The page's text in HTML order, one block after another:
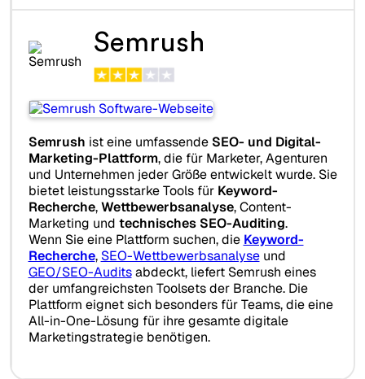
Semrush
Semrush ist eine umfassende SEO- und Digital-
Marketing-Plattform, die für Marketer, Agenturen
und Unternehmen jeder Größe entwickelt wurde. Sie
bietet leistungsstarke Tools für Keyword-
Recherche,Wettbewerbsanalyse, Content-
Marketing und technisches SEO-Auditing.
Wenn Sie eine Plattform suchen, die Keyword-
Recherche, SEO-Wettbewerbsanalyseund
GEO/SEO-Auditsabdeckt, liefert Semrush eines
der umfangreichsten Toolsets der Branche. Die
Plattform eignet sich besonders für Teams, die eine
All-in-One-Lösung für ihre gesamte digitale
Marketingstrategie benötigen.